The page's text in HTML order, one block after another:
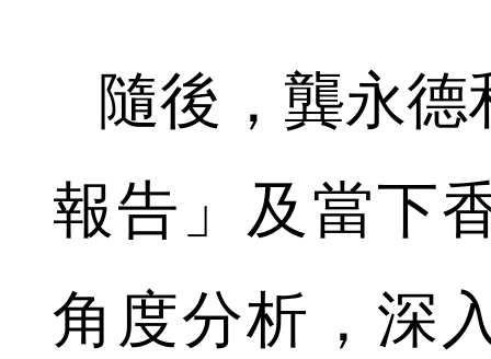
隨後，龔永德
報告」及當下
角度分析，深